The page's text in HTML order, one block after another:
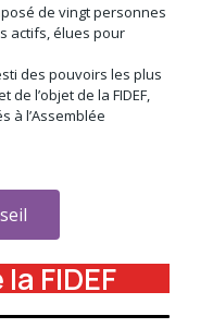
de vingt personnes
actifs, élues pour
des pouvoirs les plus
l’objet de la FIDEF,
à l’Assemblée
FIDEF